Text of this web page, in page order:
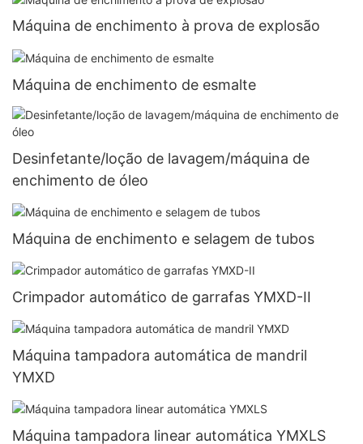
Máquina de enchimento à prova de explosão
Máquina de enchimento de esmalte
Desinfetante/loção de lavagem/máquina de
enchimento de óleo
Máquina de enchimento e selagem de tubos
Crimpador automático de garrafas YMXD-II
Máquina tampadora automática de mandril
YMXD
Máquina tampadora linear automática YMXLS